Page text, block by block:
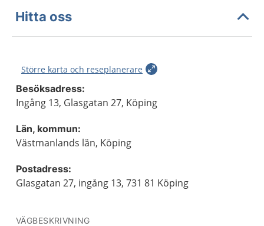
Hitta oss
Större karta och reseplanerare
Besöksadress:
Ingång 13, Glasgatan 27, Köping
Län, kommun:
Västmanlands län, Köping
Postadress:
Glasgatan 27, ingång 13, 731 81 Köping
VÄGBESKRIVNING